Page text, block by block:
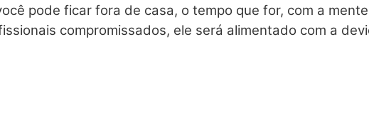
pode ficar fora de casa, o tempo que for, com a
compromissados, ele será alimentado com a